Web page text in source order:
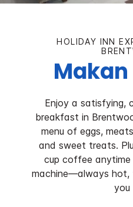
HOLIDAY INN
Enjoy a satisfying,
breakfast in
menu of eggs,
and sweet treats.
cup coffee
machine—always hot,
you